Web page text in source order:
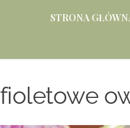
STRONA
fioletowe